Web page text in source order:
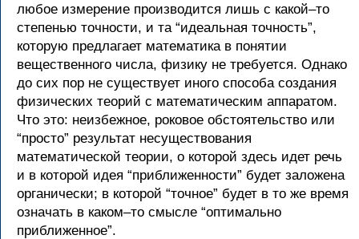
любое измерение производится лишь с какой–то
степенью точности, и та “идеальная точность”,
которую предлагает математика в понятии
вещественного числа, физику не требуется. Однако
до сих пор не существует иного способа создания
физических теорий с математическим аппаратом.
Что это: неизбежное, роковое обстоятельство или
“просто” результат несуществования
математической теории, о которой здесь идет речь
и в которой идея “приближенности” будет заложена
органически; в которой “точное” будет в то же время
означать в каком–то смысле “оптимально
приближенное”.